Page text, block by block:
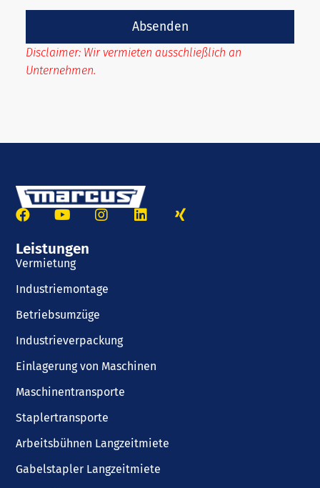
Absenden
Disclaimer: Wir vermieten ausschließlich an
Unternehmen.
Leistungen
Vermietung
Industriemontage
Betriebsumzüge
Industrieverpackung
Einlagerung von Maschinen
Maschinentransporte
Staplertransporte
Arbeitsbühnen Langzeitmiete
Gabelstapler Langzeitmiete